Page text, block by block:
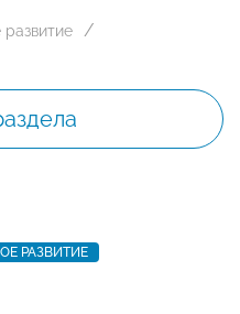
РАЗВИТИЕ